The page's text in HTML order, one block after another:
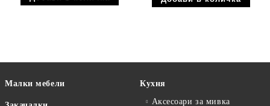
Малки мебели
Кухня
Аксесоари за мивка